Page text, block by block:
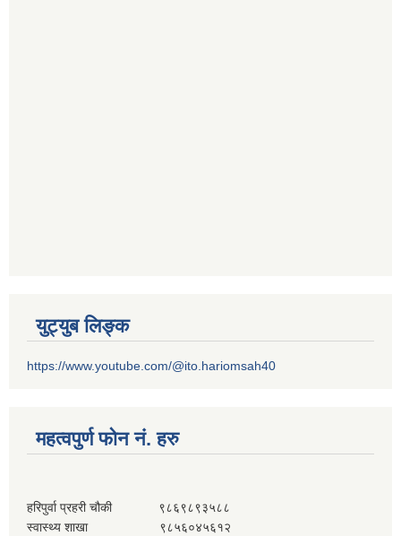
युट्युब लिङ्क
https://www.youtube.com/@ito.hariomsah40
महत्वपुर्ण फोन नं. हरु
हरिपुर्वा प्रहरी चौकी ९८६९८९३५८८
स्वास्थ्य शाखा ९८५६०४५६१२